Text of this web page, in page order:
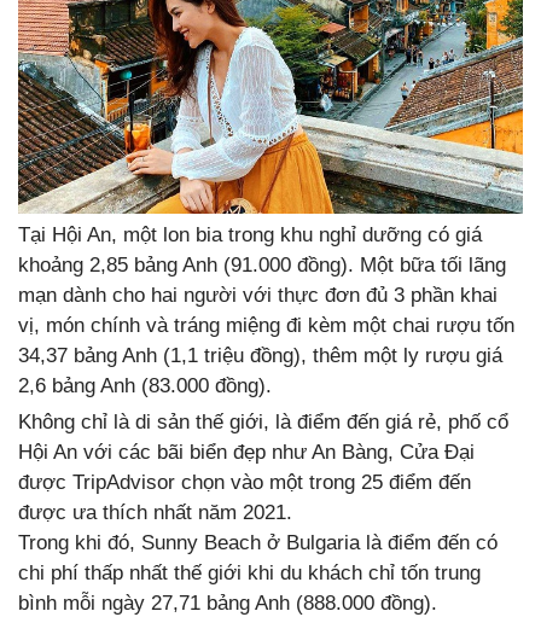
Tại Hội An, một lon bia trong khu nghỉ dưỡng có giá
khoảng 2,85 bảng Anh (91.000 đồng). Một bữa tối lãng
mạn dành cho hai người với thực đơn đủ 3 phần khai
vị, món chính và tráng miệng đi kèm một chai rượu tốn
34,37 bảng Anh (1,1 triệu đồng), thêm một ly rượu giá
2,6 bảng Anh (83.000 đồng).
Không chỉ là di sản thế giới, là điểm đến giá rẻ, phố cổ
Hội An với các bãi biển đẹp như An Bàng, Cửa Đại
được TripAdvisor chọn vào một trong 25 điểm đến
được ưa thích nhất năm 2021.
Trong khi đó, Sunny Beach ở Bulgaria là điểm đến có
chi phí thấp nhất thế giới khi du khách chỉ tốn trung
bình mỗi ngày 27,71 bảng Anh (888.000 đồng).